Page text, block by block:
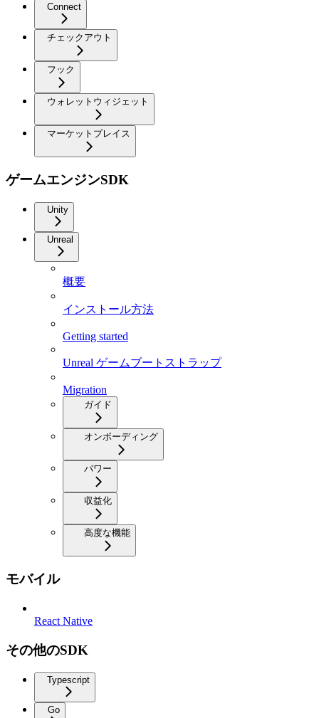
Connect
チェックアウト
フック
ウォレットウィジェット
マーケットプレイス
ゲームエンジンSDK
Unity
Unreal
概要
インストール方法
Getting started
Unreal ゲームブートストラップ
Migration
ガイド
オンボーディング
パワー
収益化
高度な機能
モバイル
React Native
その他のSDK
Typescript
Go